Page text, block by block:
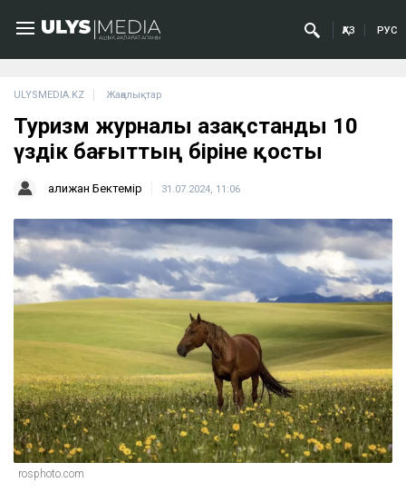
ҚАЗ РУС
ULYSMEDIA.KZ Жаңалықтар
Туризм журналы Қазақстанды 10
үздік бағыттың біріне қосты
Қалижан Бектемір 31.07.2024, 11:06
rosphoto.com